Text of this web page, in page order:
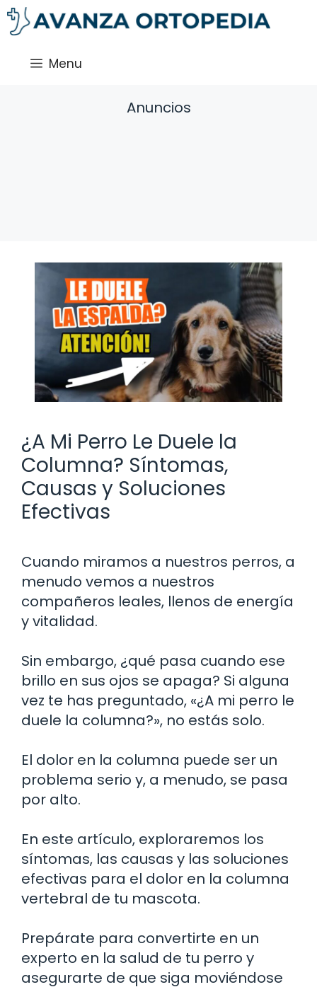
Saltar
al
Menu
Anuncios
¿A Mi Perro Le Duele la
Columna? Síntomas,
Causas y Soluciones
Efectivas
Cuando miramos a nuestros perros, a
menudo vemos a nuestros
compañeros leales, llenos de energía
y vitalidad.
Sin embargo, ¿qué pasa cuando ese
brillo en sus ojos se apaga? Si alguna
vez te has preguntado, «¿A mi perro le
duele la columna?», no estás solo.
El dolor en la columna puede ser un
problema serio y, a menudo, se pasa
por alto.
En este artículo, exploraremos los
síntomas, las causas y las soluciones
efectivas para el dolor en la columna
vertebral de tu mascota.
Prepárate para convertirte en un
experto en la salud de tu perro y
asegurarte de que siga moviéndose